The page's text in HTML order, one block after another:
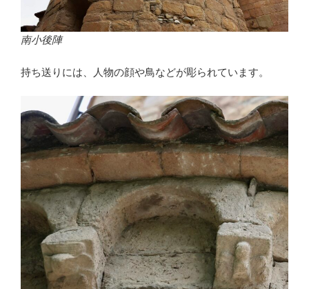
南小後陣
持ち送りには、人物の顔や鳥などが彫られています。